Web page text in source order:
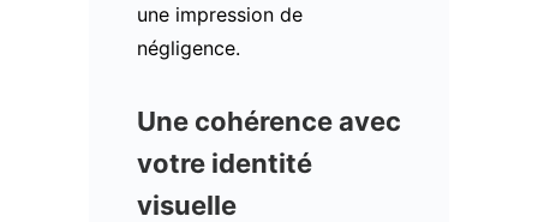
une impression de
négligence.
Une cohérence avec
votre identité
visuelle